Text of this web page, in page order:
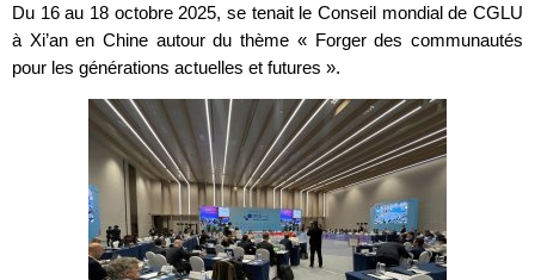
Du 16 au 18 octobre 2025, se tenait le Conseil mondial de CGLU
à Xi’an en Chine autour du thème « Forger des communautés
pour les générations actuelles et futures ».